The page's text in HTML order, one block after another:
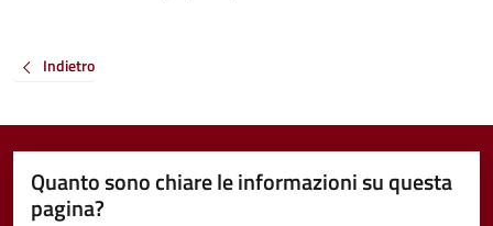
Indietro
Quanto sono chiare le informazioni su questa
pagina?